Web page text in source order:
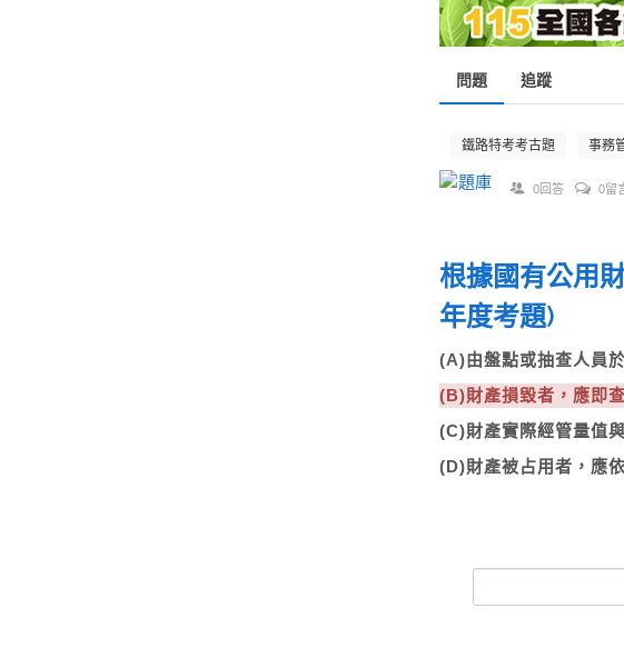
問題 追蹤
鐵路特考考古題 事務
0回答 0留
根據國有公用
年度考題)
(A)由盤點或抽查人員
(B)財產損毀者，應即
(C)財產實際經管量值
(D)財產被占用者，應